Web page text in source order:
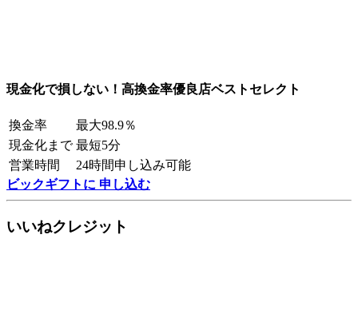
現金化で損しない！高換金率優良店ベストセレクト
換金率
最大98.9％
現金化まで 最短5分
営業時間
24時間申し込み可能
ビックギフトに 申し込む
いいねクレジット